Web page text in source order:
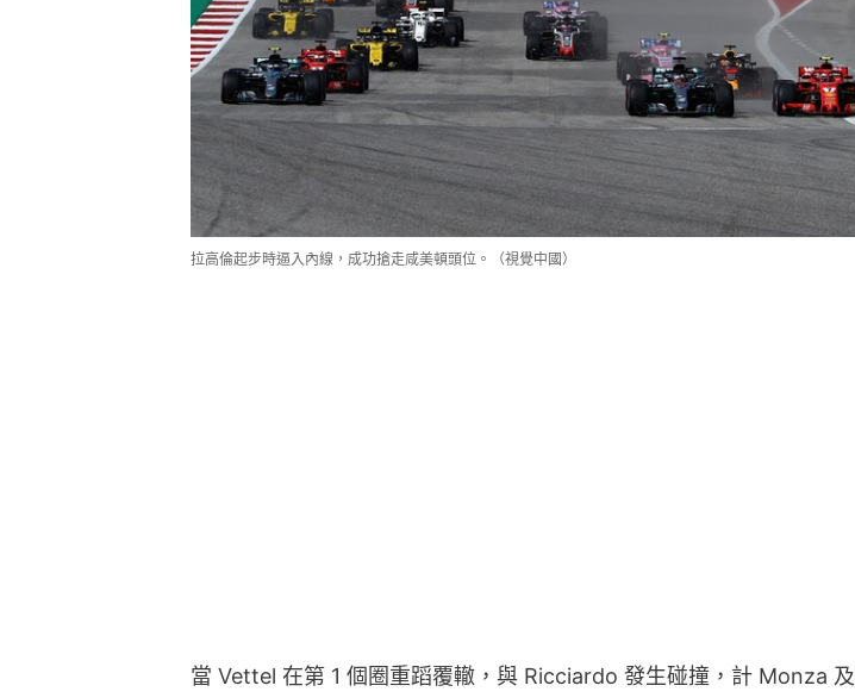
拉高倫起步時逼入內線，成功搶走咸美頓頭位。（視覺中國）
當 Vettel 在第 1 個圈重蹈覆轍，與 Ricciardo 發生碰撞，計 Monza 及